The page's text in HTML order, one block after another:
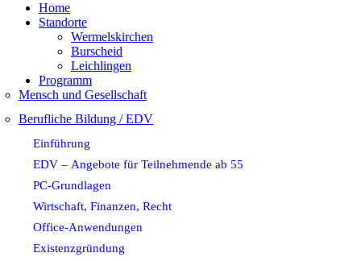
Home
Standorte
Wermelskirchen
Burscheid
Leichlingen
Programm
Mensch und Gesellschaft
Berufliche Bildung / EDV
Einführung
EDV – Angebote für Teilnehmende ab 55
PC-Grundlagen
Wirtschaft, Finanzen, Recht
Office-Anwendungen
Existenzgründung